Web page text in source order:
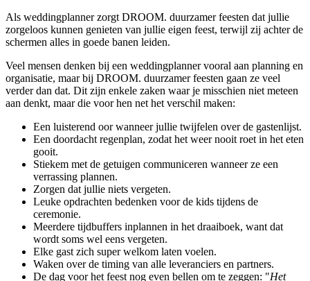
Als weddingplanner zorgt DROOM. duurzamer feesten dat jullie
zorgeloos kunnen genieten van jullie eigen feest, terwijl zij achter de
schermen alles in goede banen leiden.
Veel mensen denken bij een weddingplanner vooral aan planning en
organisatie, maar bij DROOM. duurzamer feesten gaan ze veel
verder dan dat. Dit zijn enkele zaken waar je misschien niet meteen
aan denkt, maar die voor hen net het verschil maken:
Een luisterend oor wanneer jullie twijfelen over de gastenlijst.
Een doordacht regenplan, zodat het weer nooit roet in het eten
gooit.
Stiekem met de getuigen communiceren wanneer ze een
verrassing plannen.
Zorgen dat jullie niets vergeten.
Leuke opdrachten bedenken voor de kids tijdens de
ceremonie.
Meerdere tijdbuffers inplannen in het draaiboek, want dat
wordt soms wel eens vergeten.
Elke gast zich super welkom laten voelen.
Waken over de timing van alle leveranciers en partners.
De dag voor het feest nog even bellen om te zeggen: "Het